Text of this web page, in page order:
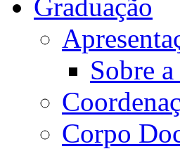
Graduação
Sobre
Corpo